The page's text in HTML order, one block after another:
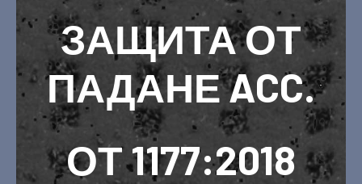
ЗАЩИТА ОТ
ПАДАНЕ ACC.
ОТ 1177:2018